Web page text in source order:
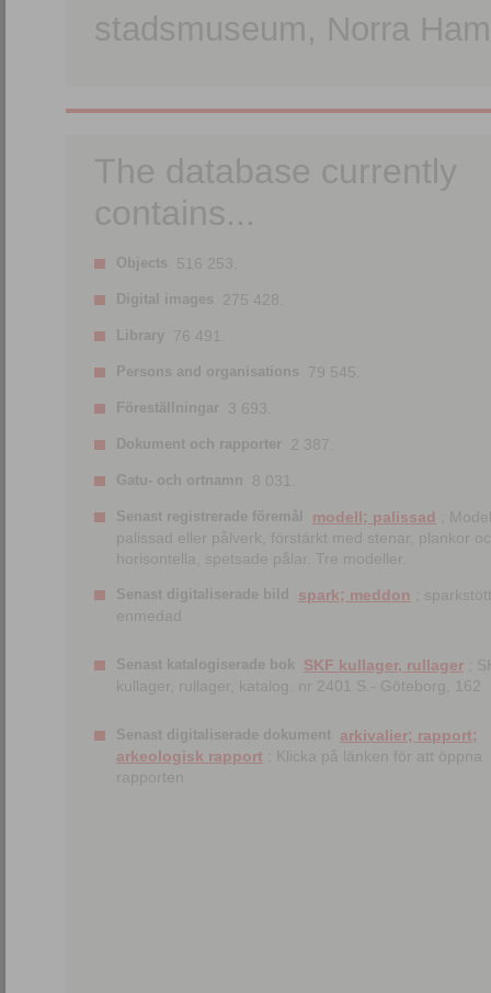
stadsmuseum, Norra
The database currently
contains...
Objects 516 253.
Digital images 275 428.
Library 76 491.
Persons and organisations 79 545.
Föreställningar 3 693.
Dokument och rapporter 2 387.
Gatu- och ortnamn 8 031.
Senast registrerade föremål modell; palissad
;
palissad eller pålverk, förstärkt med stenar, plankor
horisontella, spetsade pålar. Tre modeller.
Senast digitaliserade bild spark; meddon ;
enmedad
Senast katalogiserade bok SKF kullager, rullager ;
kullager, rullager, katalog. nr 2401 S.- Göteborg, 162
Senast digitaliserade dokument arkivalier; rapport;
arkeologisk rapport ; Klicka på länken för att öppna
rapporten